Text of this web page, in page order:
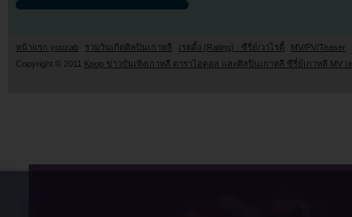
หน้าแรก youzab รวมวันเกิดศิลปินเกาหลี เรตติ้ง (Rating) : ซีรี่ย์/วาไรตี้
MV/PV/Teaser
Copyright © 2011 Kpop ข่าวบันเทิงเกาหลี ดาราไอดอล และศิลปินเกาหลี ซีรี่ย์เกาหลี MV